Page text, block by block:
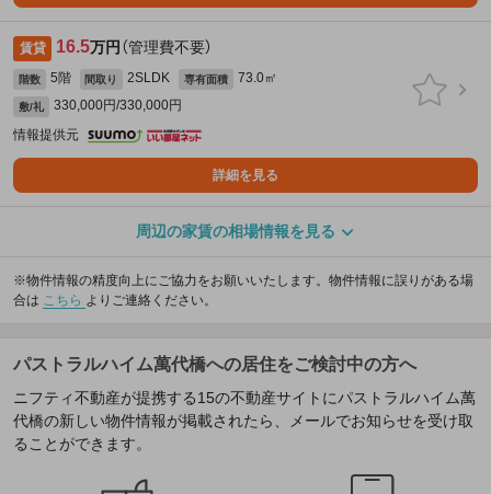
賃貸 16.5万円 （管理費不要）
階数 5階 間取り 2SLDK 専有面積 73.0㎡
敷/礼
330,000円/330,000円
情報提供元
詳細を見る
周辺の家賃の相場情報を見る
※物件情報の精度向上にご協力をお願いいたします。物件情報に誤りがある場
合は こちら よりご連絡ください。
パストラルハイム萬代橋への居住をご検討中の方へ
ニフティ不動産が提携する15の不動産サイトにパストラルハイム萬
代橋の新しい物件情報が掲載されたら、メールでお知らせを受け取
ることができます。